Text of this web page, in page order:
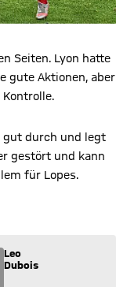
Seiten. Lyon hatte
gute Aktionen, aber
gut durch und legt
gestört und kann
für Lopes.
(14) ins Spiel.
Leo
Dubois